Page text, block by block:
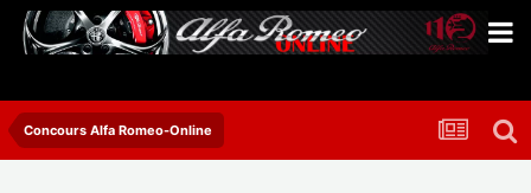
Concours Alfa Romeo-Online